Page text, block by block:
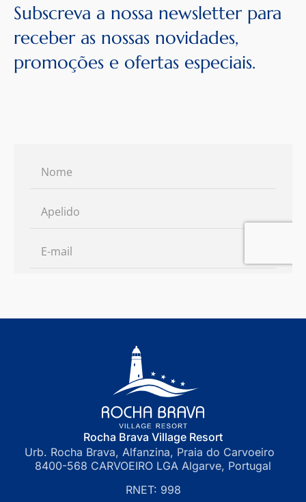
Subscreva a nossa newsletter para
receber as nossas novidades,
promoções e ofertas especiais.
Rocha Brava Village Resort
Urb. Rocha Brava, Alfanzina, Praia do Carvoeiro
8400-568 CARVOEIRO LGA Algarve, Portugal
RNET: 998